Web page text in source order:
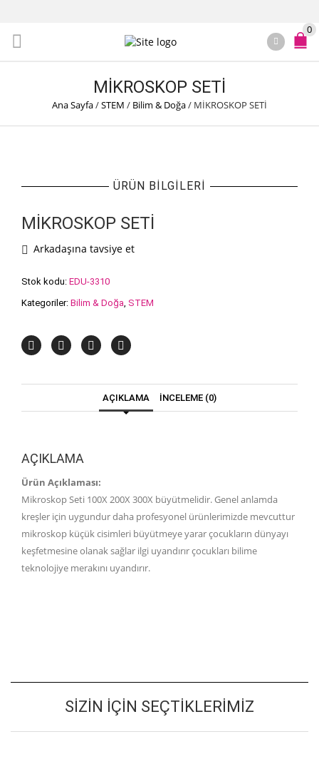
0
MİKROSKOP SETİ
Ana Sayfa/STEM / Bilim & Doğa/ MİKROSKOP SETİ
ÜRÜN BILGILERI
MİKROSKOP SETİ
Arkadaşına tavsiye et
Stok kodu: EDU-3310
Kategoriler: Bilim & Doğa STEM
AÇIKLAMA İNCELEME (0)
AÇIKLAMA
Ürün Açıklaması:
Mikroskop Seti 100X 200X 300X büyütmelidir. Genel anlamda
kreşler için uygundur daha profesyonel ürünlerimizde mevcuttur
mikroskop küçük cisimleri büyütmeye yarar çocukların dünyayı
keşfetmesine olanak sağlar ilgi uyandırır çocukları bilime
teknolojiye merakını uyandırır.
SIZIN İÇIN SEÇTIKLERIMIZ